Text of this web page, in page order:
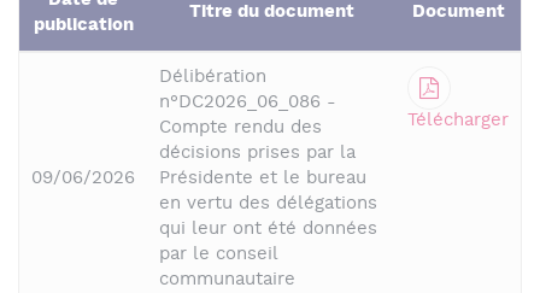
publication
Titre du document Document
09/06/2026
Délibération
n°DC2026_06_086 -
Compte rendu des
décisions prises par la
Présidente et le bureau
en vertu des délégations
qui leur ont été données
par le conseil
communautaire
Télécharger